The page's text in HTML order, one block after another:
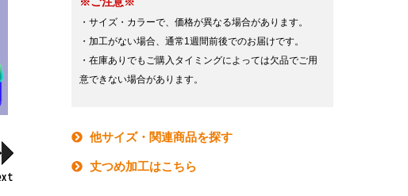
・サイズ・カラーで、価格が異なる場合があります。
・加工がない場合、通常1週間前後でのお届けです。
・在庫ありでもご購入タイミングによっては欠品でご用
意できない場合があります。
他サイズ・関連商品を探す
丈つめ加工はこちら